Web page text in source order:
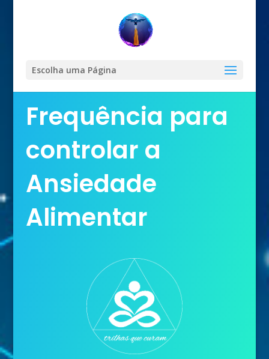
Escolha uma Página
Frequência para
controlar a
Ansiedade
Alimentar